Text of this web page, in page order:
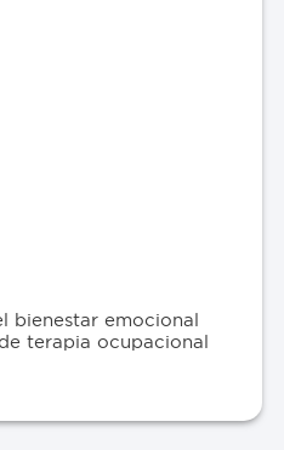
bienestar emocional
terapia ocupacional